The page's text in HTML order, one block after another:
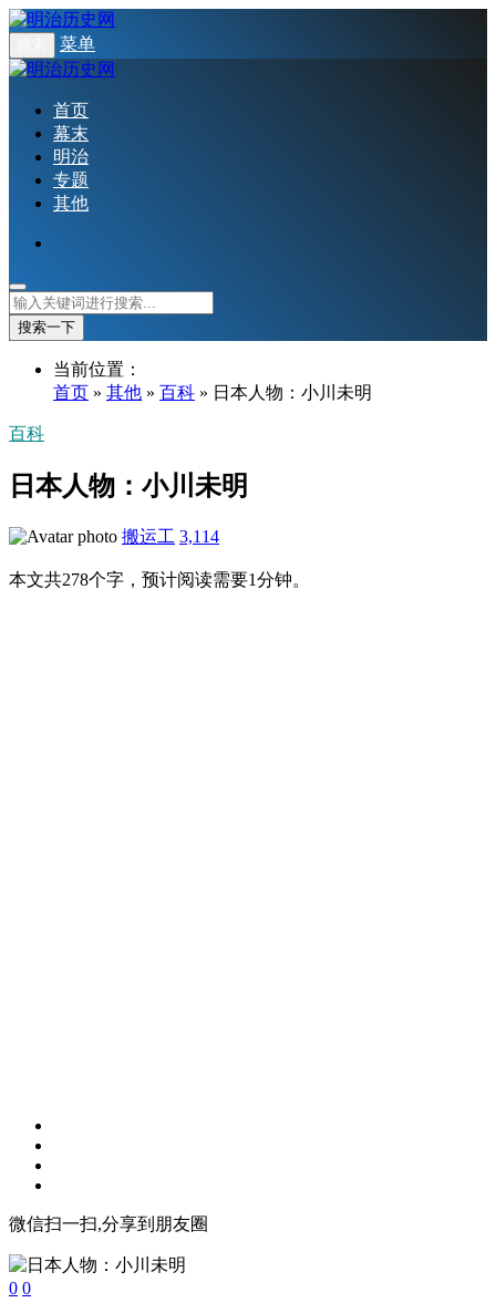
菜单
首页
幕末
明治
专题
其他
搜索一下
当前位置：
首页 » 其他 » 百科 » 日本人物：小川未明
百科
日本人物：小川未明
搬运工 3,114
本文共278个字，预计阅读需要1分钟。
微信扫一扫,分享到朋友圈
0 0